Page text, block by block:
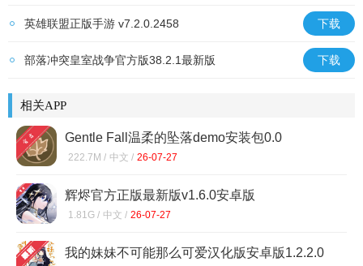
英雄联盟正版手游 v7.2.0.2458 下载
部落冲突皇室战争官方版38.2.1最新版 下载
相关APP
Gentle Fall温柔的坠落demo安装包0.0
222.7M / 中文 / 26-07-27
辉烬官方正版最新版v1.6.0安卓版
1.81G / 中文 / 26-07-27
我的妹妹不可能那么可爱汉化版安卓版1.2.2.0